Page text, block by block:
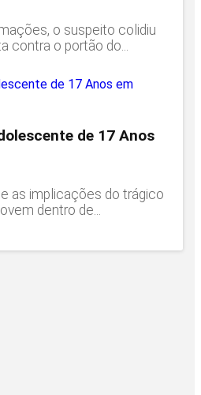
o suspeito colidiu
o portão do...
de 17 Anos
as implicações do trágico
dentro de...